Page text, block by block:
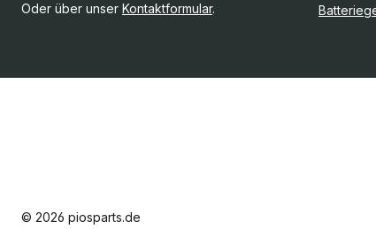
Oder über unser Kontaktformular.
© 2026 piosparts.de